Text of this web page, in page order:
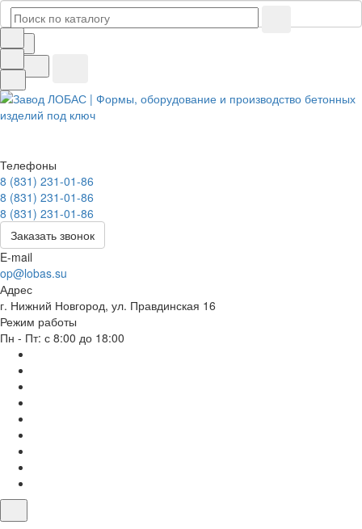
Телефоны
8 (831) 231-01-86
8 (831) 231-01-86
8 (831) 231-01-86
Заказать звонок
E-mail
op@lobas.su
Адрес
г. Нижний Новгород, ул. Правдинская 16
Режим работы
Пн - Пт: с 8:00 до 18:00